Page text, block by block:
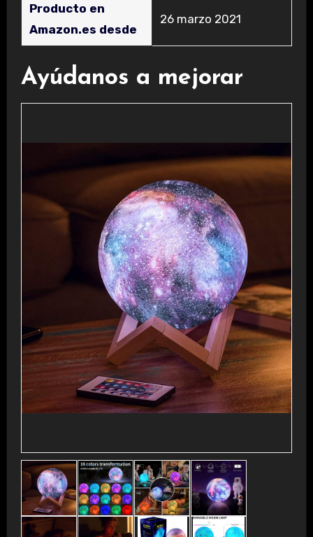
Producto en
Amazon.es desde
26 marzo 2021
Ayúdanos a mejorar